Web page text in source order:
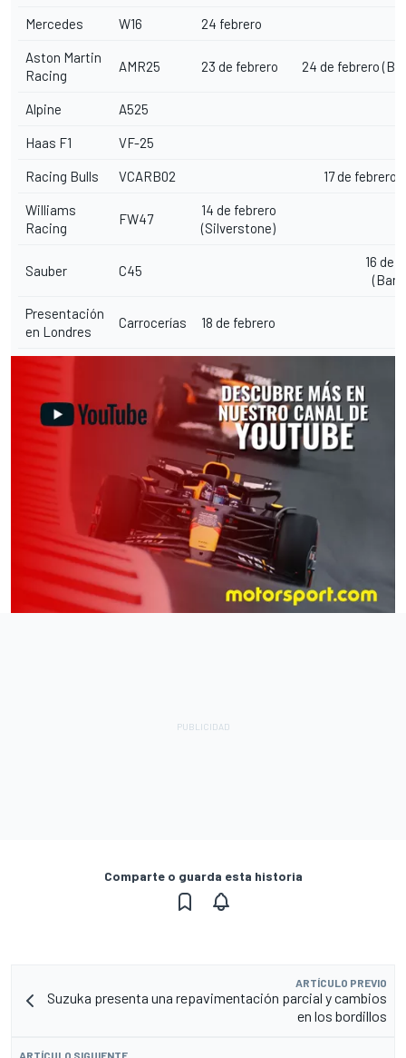
Mercedes W16 24 febrero
Aston Martin
Racing
AMR25 23 de febrero 24 de febrero
Alpine A525
Haas F1 VF-25
Racing Bulls VCARB02 17 de febrero
Williams
Racing
FW47
14 de febrero
(Silverstone)
Sauber C45
16 de
Presentación
en Londres
Carrocerías 18 de febrero
Comparte o guarda esta historia
ARTÍCULO PREVIO
Suzuka presenta una repavimentación parcial y cambios
en los bordillos
ARTÍCULO SIGUIENTE